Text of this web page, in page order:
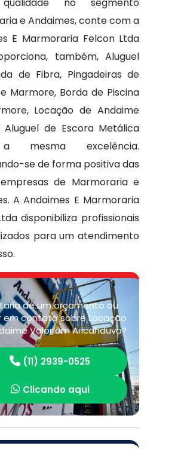
e Andaimes, conte com a
E Marmoraria Felcon Ltda
também, Aluguel
de Fibra, Pingadeiras de
Marmore, Borda de Piscina
Locação de Andaime
Aluguel de Escora Metálica
mesma excelência.
se de forma positiva das
de Marmoraria e
A Andaimes E Marmoraria
disponibiliza profissionais
para um atendimento
de um orçamento ou
em contato sobre Locação
Valor em Aricanduva?
(11) 2939-0525
Clicando aqui